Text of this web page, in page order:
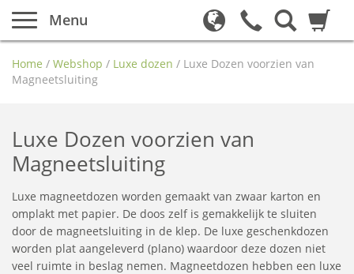
Menu
Home / Webshop / Luxe dozen / Luxe Dozen voorzien van
Magneetsluiting
Luxe Dozen voorzien van
Magneetsluiting
Luxe magneetdozen worden gemaakt van zwaar karton en
omplakt met papier. De doos zelf is gemakkelijk te sluiten
door de magneetsluiting in de klep. De luxe geschenkdozen
worden plat aangeleverd (plano) waardoor deze dozen niet
veel ruimte in beslag nemen. Magneetdozen hebben een luxe